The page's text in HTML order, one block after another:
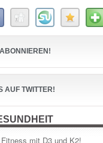
AUF TWITTER!
mit D3 und K2!